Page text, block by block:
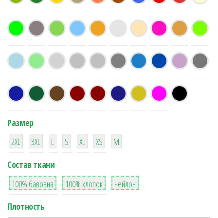
Размер
38
2XL
16
3XL
42
L
42
S
42
XL XS
М
Состав ткани
8
100% бавовна
36
100% хлопок
2
нейлон
Плотность